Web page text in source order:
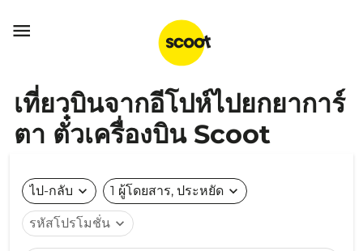

เที่ยวบินจากอีโปห์ไปยกยาการ์
ตา ตั๋วเครื่องบิน Scoot
ไป-กลับ expand_more 1 ผู้โดยสาร, ประหยัด expand_more
รหัสโปรโมชั่น expand_more